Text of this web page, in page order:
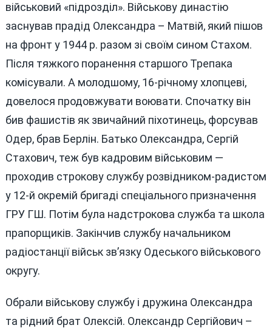
військовий «підрозділ». Військову династію
заснував прадід Олександра – Матвій, який пішов
на фронт у 1944 р. разом зі своїм сином Стахом.
Після тяжкого поранення старшого Трепака
комісували. А молодшому, 16-річному хлопцеві,
довелося продовжувати воювати. Спочатку він
бив фашистів як звичайний піхотинець, форсував
Одер, брав Берлін. Батько Олександра, Сергій
Стахович, теж був кадровим військовим —
проходив строкову службу розвідником-радистом
у 12-й окремій бригаді спеціального призначення
ГРУ ГШ. Потім була надстрокова служба та школа
прапорщиків. Закінчив службу начальником
радіостанції військ зв’язку Одеського військового
округу.
Обрали військову службу і дружина Олександра
та рідний брат Олексій. Олександр Сергійович –